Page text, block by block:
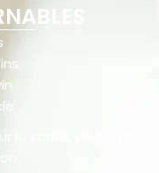
la santé, dégustez